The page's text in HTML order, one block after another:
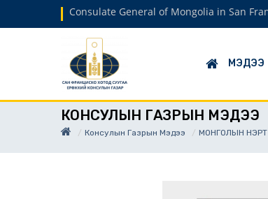
Consulate General of Mongolia in San
МЭДЭЭ
КОНСУЛЫН ГАЗРЫН МЭДЭЭ
Консулын Газрын Мэдээ МОНГОЛЫН